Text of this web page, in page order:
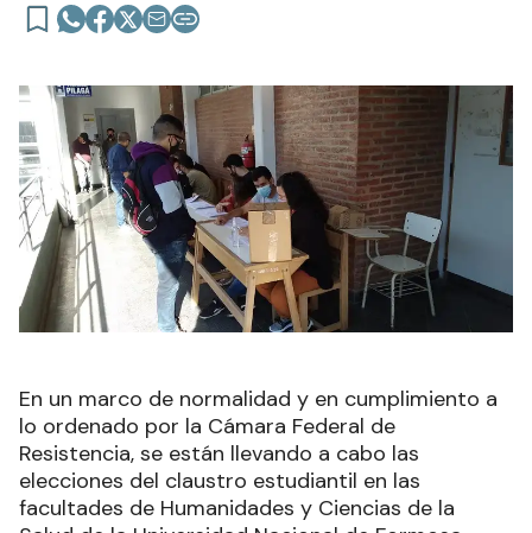
En un marco de normalidad y en cumplimiento a
lo ordenado por la Cámara Federal de
Resistencia, se están llevando a cabo las
elecciones del claustro estudiantil en las
facultades de Humanidades y Ciencias de la